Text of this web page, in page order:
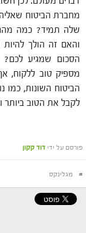
מחברת הביטוח
שלה תמיד? כמה מהר
והאם זה הולך
הסכום שמגיע לכם?
מספיק טוב ללקוח,
הביטוח השונות, כמו
לקבל את הטוב ביותר
פורסם על ידי דוד קקון
# מגלינקס